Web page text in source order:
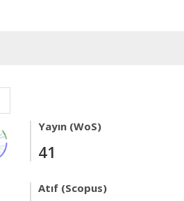
Yayın (WoS)
41
Atıf (Scopus)